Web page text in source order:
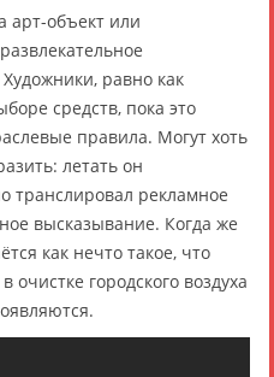
арт-объект или
равно как
средств, пока это
правила. Могут хоть
летать он
рекламное
высказывание. Когда же
как нечто такое, что
городского воздуха